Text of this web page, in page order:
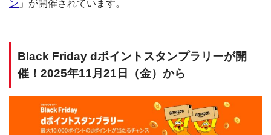
ン 」が開催されています。
Black Friday dポイントスタンプラリーが開
催！2025年11月21日（金）から